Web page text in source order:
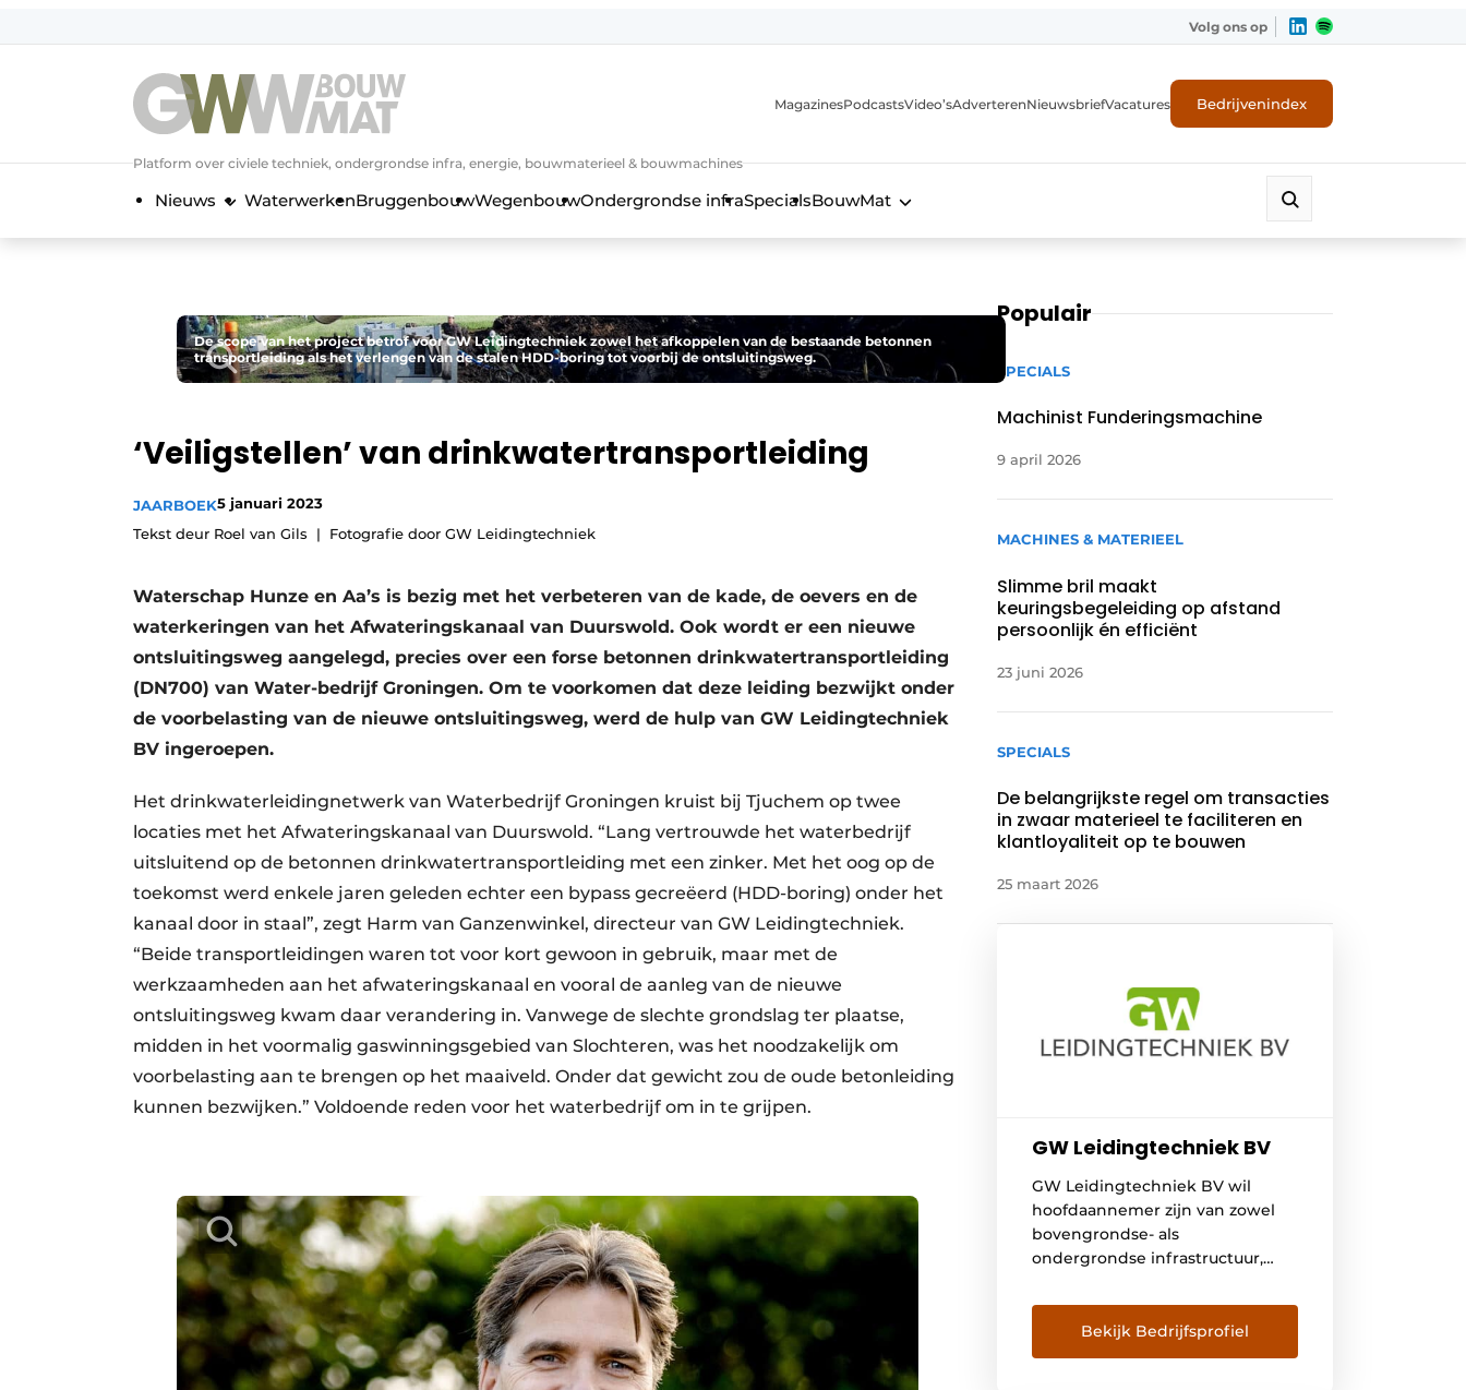
Volg ons op
Platform over civiele techniek, ondergrondse infra, energie, bouwmaterieel & bouwmachines
MagazinesPodcastsVideo’sAdverterenNieuwsbriefVacatures Bedrijvenindex
Nieuws WaterwerkenBruggenbouwWegenbouwOndergrondse infraSpecialsBouwMat
De scope van het project betrof voor GW Leidingtechniek zowel het afkoppelen van de bestaande betonnen
transportleiding als het verlengen van de stalen HDD-boring tot voorbij de ontsluitingsweg.
‘Veiligstellen’ van drinkwatertransportleiding
JAARBOEK5 januari 2023
Tekst deur Roel van Gils
Fotografie door GW Leidingtechniek
Waterschap Hunze en Aa’s is bezig met het verbeteren van de kade, de oevers en de
waterkeringen van het Afwateringskanaal van Duurswold. Ook wordt er een nieuwe
ontsluitingsweg aangelegd, precies over een forse betonnen drinkwatertransportleiding
(DN700) van Water-bedrijf Groningen. Om te voorkomen dat deze leiding bezwijkt onder
de voorbelasting van de nieuwe ontsluitingsweg, werd de hulp van GW Leidingtechniek
BV ingeroepen.
Het drinkwaterleidingnetwerk van Waterbedrijf Groningen kruist bij Tjuchem op twee
locaties met het Afwateringskanaal van Duurswold. “Lang vertrouwde het waterbedrijf
uitsluitend op de betonnen drinkwatertransportleiding met een zinker. Met het oog op de
toekomst werd enkele jaren geleden echter een bypass gecreëerd (HDD-boring) onder het
kanaal door in staal”, zegt Harm van Ganzenwinkel, directeur van GW Leidingtechniek.
“Beide transportleidingen waren tot voor kort gewoon in gebruik, maar met de
werkzaamheden aan het afwateringskanaal en vooral de aanleg van de nieuwe
ontsluitingsweg kwam daar verandering in. Vanwege de slechte grondslag ter plaatse,
midden in het voormalig gaswinningsgebied van Slochteren, was het noodzakelijk om
voorbelasting aan te brengen op het maaiveld. Onder dat gewicht zou de oude betonleiding
kunnen bezwijken.” Voldoende reden voor het waterbedrijf om in te grijpen.
Populair
SPECIALS
Machinist Funderingsmachine
9 april 2026
MACHINES & MATERIEEL
Slimme bril maakt
keuringsbegeleiding op afstand
persoonlijk én efficiënt
23 juni 2026
SPECIALS
De belangrijkste regel om transacties
in zwaar materieel te faciliteren en
klantloyaliteit op te bouwen
25 maart 2026
GW Leidingtechniek BV
GW Leidingtechniek BV wil
hoofdaannemer zijn van zowel
bovengrondse- als
ondergrondse infrastructuur,
transparante bedrijfsvoering en
positieve bedrijfsresultaten. De
organisatie is slagvaardig,
Bekijk Bedrijfsprofiel